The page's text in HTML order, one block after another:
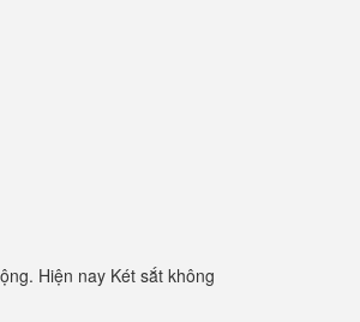
Hiện nay Két sắt không